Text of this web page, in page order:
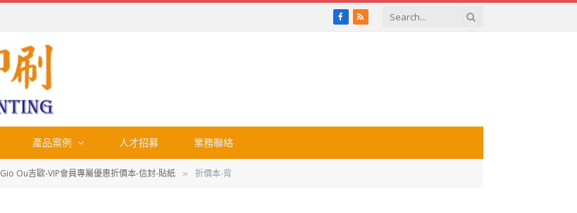
Facebook
RSS
產品案例 人才招募 業務聯絡
Gio Ou吉歐-VIP會員專屬優惠折價本-信封-貼紙 » 折價本-背